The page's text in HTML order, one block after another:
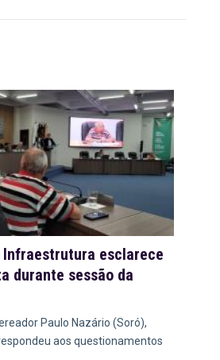
esclarece
durante sessão da
Paulo Nazário (Soró),
aos questionamentos